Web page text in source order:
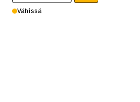
Vähissä